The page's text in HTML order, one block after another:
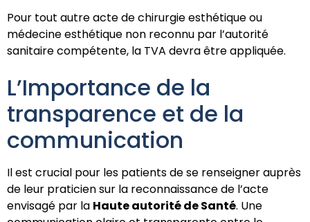
Pour tout autre acte de chirurgie esthétique ou
médecine esthétique non reconnu par l’autorité
sanitaire compétente, la TVA devra être appliquée.
L’Importance de la
transparence et de la
communication
Il est crucial pour les patients de se renseigner auprès
de leur praticien sur la reconnaissance de l’acte
envisagé par la Haute autorité de Santé. Une